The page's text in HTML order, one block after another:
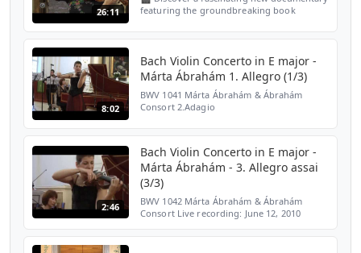
26:11
featuring the groundbreaking book
8:02
Bach Violin Concerto in E major -
Márta Ábrahám 1. Allegro (1/3)
BWV 1041 Márta Ábrahám & Ábrahám
Consort 2.Adagio
Márta Ábrahám: htt...
2:46
Bach Violin Concerto in E major -
Márta Ábrahám - 3. Allegro assai
(3/3)
BWV 1042 Márta Ábrahám & Ábrahám
Consort Live recording: June 12, 2010